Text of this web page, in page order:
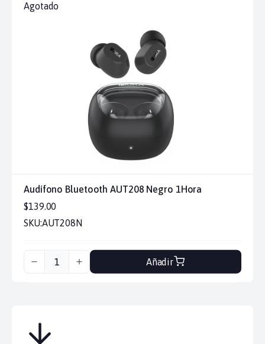
Agotado
Audífono Bluetooth AUT208 Negro 1Hora
$139.00
SKU:AUT208N
Añadir